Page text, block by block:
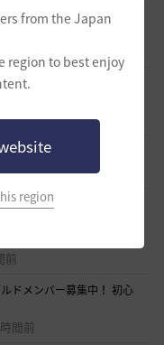
from the Japan
region to best enjoy
region
ギルド【無為無想】メン
のものへの懸念（サイレ
配信者 11 時間前
メンバー募集
ことを！無言OK挨拶自
前
ドメンバー募集中！ 初心
間前